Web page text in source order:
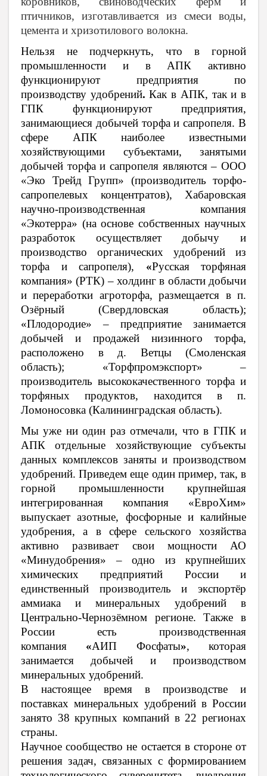
птичников, изготавливается из смеси воды,
цемента и хризотилового волокна.
Нельзя не подчеркнуть, что
в горной
промышленности и в АПК активно
функционируют предприятия по
производству удобрений. Как в АПК, так и в
ГПК функционируют предприятия,
занимающиеся добычей торфа и сапропеля. В
сфере АПК наиболее известными
хозяйствующими субъектами, занятыми
добычей торфа и сапропеля являются – ООО
«Эко Трейд Групп» (производитель торфо-
сапропелевых концентратов), Хабаровская
научно-производственная компания
«Экотерра» (на основе собственных научных
разработок осуществляет добычу и
производство органических удобрений из
торфа и сапропеля), «Русская торфяная
компания» (РТК) – холдинг в области добычи
и переработки агроторфа, размещается в п.
Озёрный (Свердловская область);
«Плодородие» – предприятие занимается
добычей и продажей низинного торфа,
расположено в д. Ветцы (Смоленская
область); «Торфпромэкспорт» –
производитель высококачественного торфа и
торфяных продуктов, находится в п.
Ломоносовка (Калининградская область).
Мы уже ни один раз отмечали, что в ГПК и
АПК отдельные хозяйствующие субъекты
данных комплексов заняты и производством
удобрений. Приведем еще один пример, так, в
горной промышленности крупнейшая
интегрированная компания «ЕвроХим»
выпускает азотные, фосфорные и калийные
удобрения, а в сфере сельского хозяйства
активно развивает свои мощности АО
«Минудобрения» – одно из крупнейших
химических предприятий России и
единственный производитель и экспортёр
аммиака и минеральных удобрений в
Центрально-Чернозёмном регионе. Также в
России есть производственная
компания «АИП Фосфаты», которая
занимается добычей и производством
минеральных удобрений.
В настоящее время в производстве и
поставках минеральных удобрений в России
занято 38 крупных компаний в 22 регионах
страны.
Научное сообщество не остается в стороне от
решения задач, связанных с формированием